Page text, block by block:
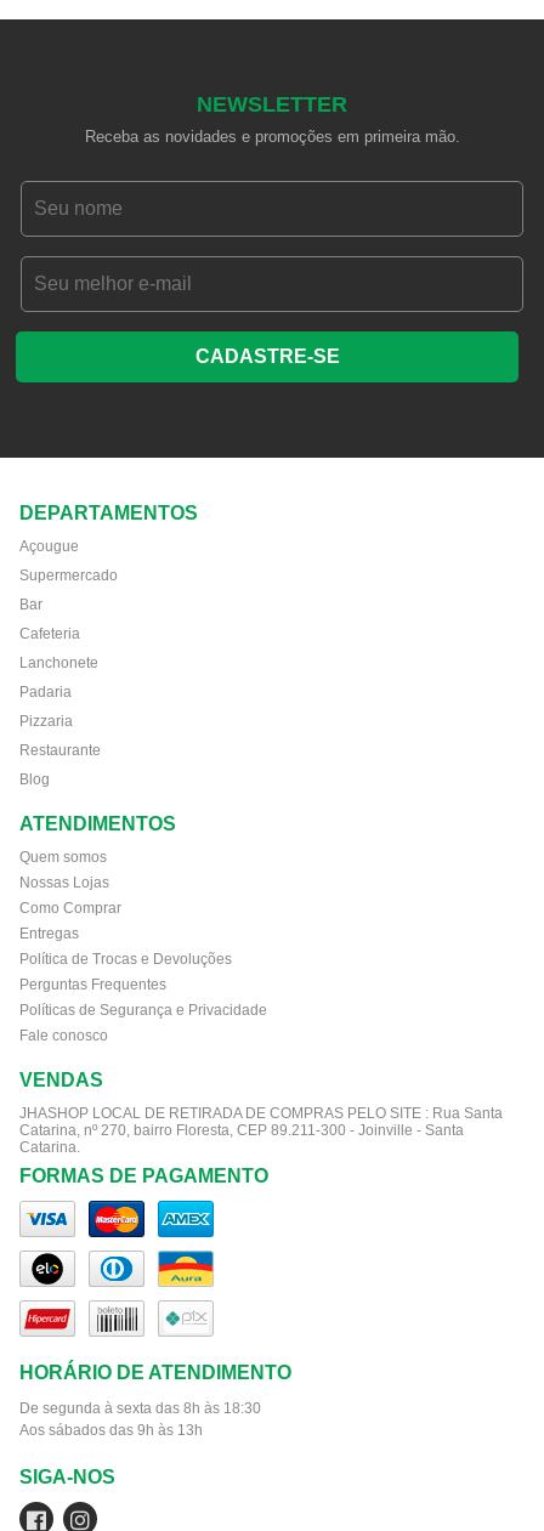
NEWSLETTER
Receba as novidades e promoções em primeira mão.
CADASTRE-SE
DEPARTAMENTOS
Açougue
Supermercado
Bar
Cafeteria
Lanchonete
Padaria
Pizzaria
Restaurante
Blog
ATENDIMENTOS
Quem somos
Nossas Lojas
Como Comprar
Entregas
Política de Trocas e Devoluções
Perguntas Frequentes
Políticas de Segurança e Privacidade
Fale conosco
VENDAS
JHASHOP LOCAL DE RETIRADA DE COMPRAS PELO SITE : Rua Santa
Catarina, nº 270, bairro Floresta, CEP 89.211-300 - Joinville - Santa
Catarina.
FORMAS DE PAGAMENTO
HORÁRIO DE ATENDIMENTO
De segunda à sexta das 8h às 18:30
Aos sábados das 9h às 13h
SIGA-NOS